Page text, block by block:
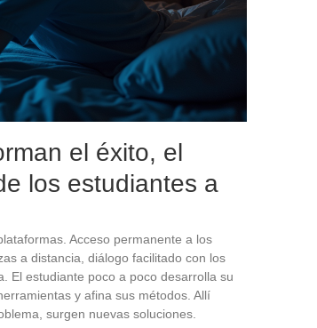
el éxito, el
los estudiantes a
Acceso permanente a los
a distancia, diálogo facilitado con los
El estudiante poco a poco desarrolla su
y afina sus métodos. Allí
surgen nuevas soluciones.